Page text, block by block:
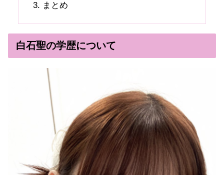
まとめ
白石聖の学歴について